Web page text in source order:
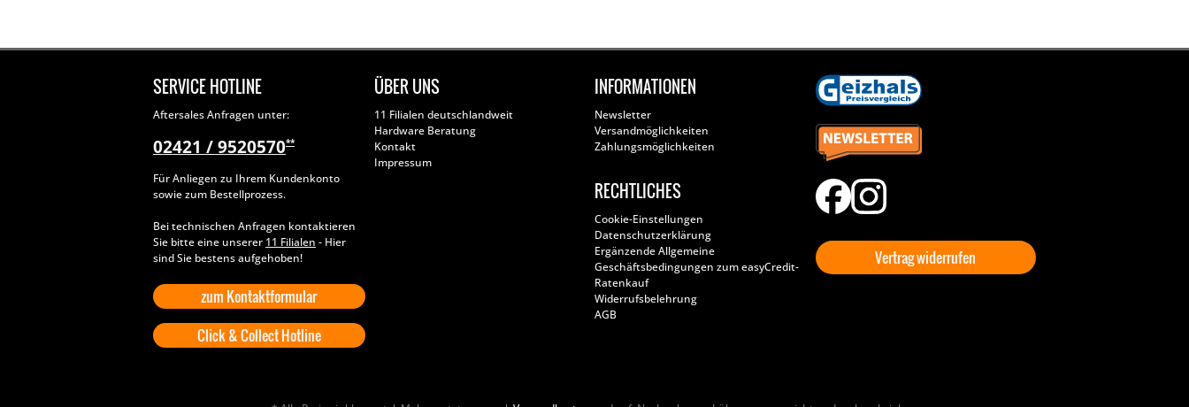
SERVICE HOTLINE
Aftersales Anfragen unter:
02421 / 9520570**
Für Anliegen zu Ihrem Kundenkonto
sowie zum Bestellprozess.
Bei technischen Anfragen kontaktieren
Sie bitte eine unserer 11 Filialen - Hier
sind Sie bestens aufgehoben!
zum Kontaktformular
Click & Collect Hotline
ÜBER UNS
11 Filialen deutschlandweit
Hardware Beratung
Kontakt
Impressum
INFORMATIONEN
Newsletter
Versandmöglichkeiten
Zahlungsmöglichkeiten
RECHTLICHES
Cookie-Einstellungen
Datenschutzerklärung
Ergänzende Allgemeine
Geschäftsbedingungen zum easyCredit-
Ratenkauf
Widerrufsbelehrung
AGB
Vertrag widerrufen